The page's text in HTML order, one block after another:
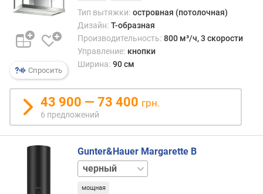
для
е
ш
е
в
х
к
д
о
р
о
Спросить
Тип вытяжки: островная (потолочная)
Дизайн: Т-образная
Производительность: 800 м³/ч, 3 скорости
Управление: кнопки
Ширина: 90 см
43 900 — 73 400 грн.
6 предложений
Gunter&Hauer Margarette B
белый
мощная